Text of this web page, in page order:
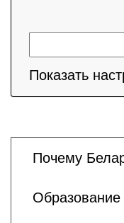
Показать
Почему